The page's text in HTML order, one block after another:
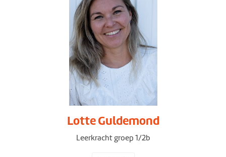
Lotte Guldemond
Leerkracht groep 1/2b